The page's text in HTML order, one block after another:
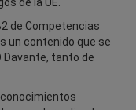
de Competencias
un contenido que se
Davante, tanto de